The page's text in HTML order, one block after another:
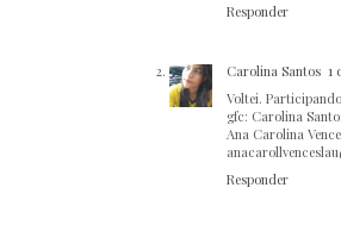
Responder
Carolina Santos 1
Voltei.
gfc: Carolina
Ana Carolina
Responder